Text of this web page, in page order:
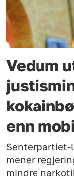
Vedum
enn
Senterpartiet-
mener
mindre